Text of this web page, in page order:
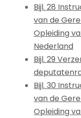
Bijl. 28
van de
Opleiding
Nederland
Bijl. 29
Bijl. 30
van de
Opleiding